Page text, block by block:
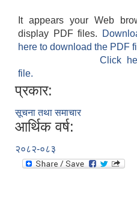
It appears your Web
display PDF files.
here to download the PDF
Click
file.
प्रकार:
सूचना तथा समाचार
आर्थिक वर्ष:
२०८२-०८३